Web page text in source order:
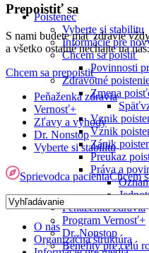
Poistenec
Vyberte si stabilitu
Informácie pre
Chcem sa poistiť
Povinnosti
Zdravotné
Zmena
Vznik
Vznik
Zánik
Preukaz
Práva a
Peňaženka zdravia
Program Vernosť+
Dr. Nonstop
Benefity pre celú
Prepoistiť sa
S nami budete mať zdravie
a všetko ostatné nechajte na nás.
Chcem sa prepoistiť
Peňaženka zdravia
Vernosť+
Zľavy a výhody
Dr. Nonstop
Vyberte si stabilitu
Sprievodca pacientaChcem
O nás
Organizačná štruktúra